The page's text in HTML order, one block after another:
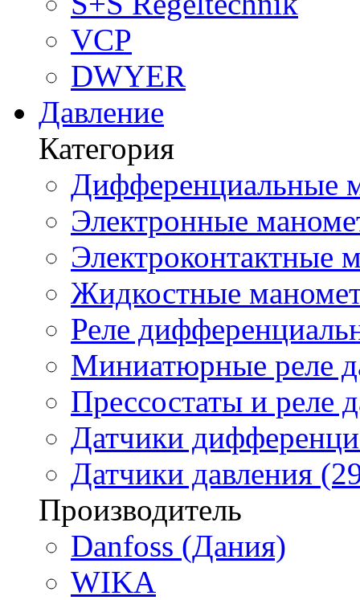
VCP
DWYER
Давление
Категория
Дифференциальные
Электронные
Электроконтактные
Жидкостные
Реле
Миниатюрные реле
Прессостаты и реле
Датчики
Датчики давления
Производитель
Danfoss (Дания)
WIKA